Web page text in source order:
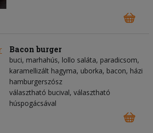
Bacon burger
buci, marhahús, lollo saláta, paradicsom,
karamellizált hagyma, uborka, bacon, házi
hamburgerszósz
választható bucival, választható
húspogácsával